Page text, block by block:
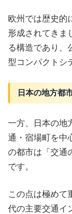
欧州では歴史的
形成されてきま
る構造であり、
型コンパクトシ
日本の地方都
一方、日本の地
通・宿場町を中
の都市は「交通
です。
この点は極めて
代の主要交通イ